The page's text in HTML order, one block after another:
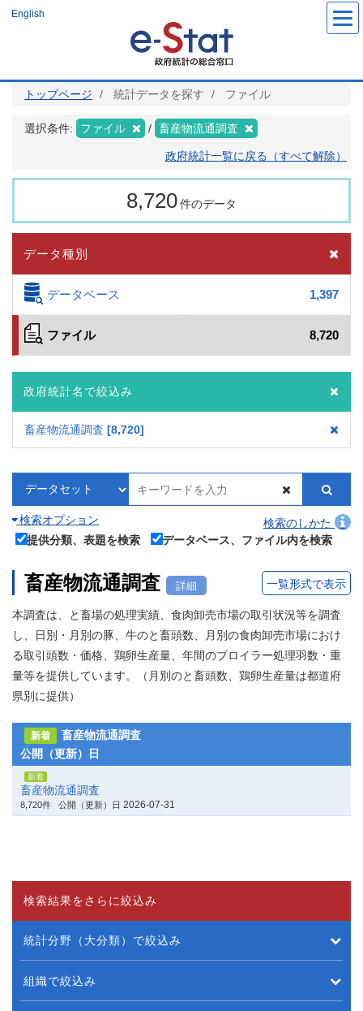
ツ
English
トップページ 統計データを探す ファイル
選択条件: ファイル 畜産物流通調査
政府統計一覧に戻る（すべて解除）
8,720件のデータ
データ種別
データベース 1,397
ファイル 8,720
政府統計名で絞込み
畜産物流通調査 8,720
検索オプション
検索のしかた
提供分類、表題を検索
データベース、ファイル内を検索
畜産物流通調査 詳細 一覧形式で表示
本調査は、と畜場の処理実績、食肉卸売市場の取引状況等を調査
し、日別・月別の豚、牛のと畜頭数、月別の食肉卸売市場におけ
る取引頭数・価格、鶏卵生産量、年間のブロイラー処理羽数・重
量等を提供しています。（月別のと畜頭数、鶏卵生産量は都道府
県別に提供）
新着
畜産物流通調査
公開（更新）日
新着
畜産物流通調査
8,720件 公開（更新）日 2026-07-31
検索結果をさらに絞込み
統計分野（大分類）で絞込み
組織で絞込み